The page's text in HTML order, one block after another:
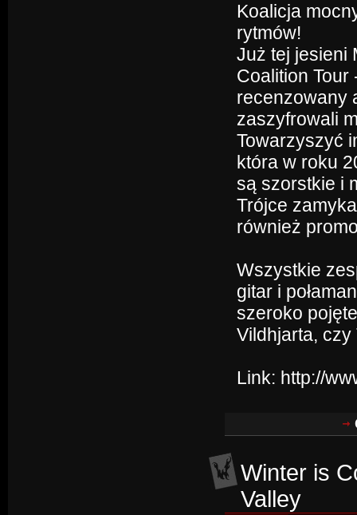
Koalicja
rytmów!
Już tej jesieni
Coalition
recenzowany
zaszyfrowali
Towarzyszyć
która w roku
są szorstkie i
Trójce
również
Wszystkie
gitar i
szeroko
Vildhjarta, czy
Link: http://
Winter is
Valley